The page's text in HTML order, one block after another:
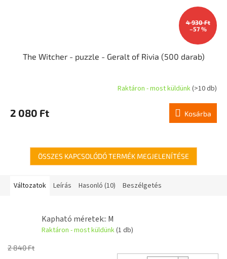
4 930 Ft
–57 %
The Witcher - puzzle - Geralt of Rivia (500 darab)
Raktáron - most küldünk(>10 db)
2 080 Ft Kosárba
ÖSSZES KAPCSOLÓDÓ TERMÉK MEGJELENÍTÉSE
Változatok Leírás Hasonló (10) Beszélgetés
Kapható méretek:: M
Raktáron - most küldünk(1 db)
2 840 Ft